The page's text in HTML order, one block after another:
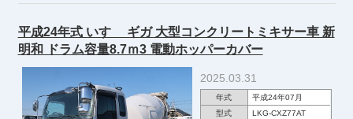
平成24年式 いすゞ ギガ 大型コンクリートミキサー車 新
明和 ドラム容量8.7ｍ3 電動ホッパーカバー
2025.03.31
年式
平成24年07月
型式
LKG-CXZ77AT